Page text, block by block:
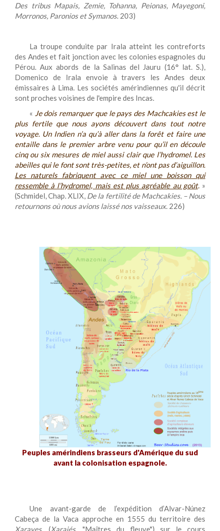
Des tribus Mapais, Zemie, Tohanna, Peionas, Mayegoni,
Morronos, Paronios et Symanos. 203)
La troupe conduite par Irala atteint les contreforts
des Andes et fait jonction avec les colonies espagnoles du
Pérou. Aux abords de la Salinas del Jauru (16° lat. S.),
Domenico de Irala envoie à travers les Andes deux
émissaires à Lima. Les sociétés amérindiennes qu'il décrit
sont proches voisines de l'empire des Incas.
« Je dois remarquer que le pays des Machcakies est le
plus fertile que nous ayons découvert dans tout notre
voyage. Un Indien n’a qu’à aller dans la forêt et faire une
entaille dans le premier arbre venu pour qu’il en découle
cinq ou six mesures de miel aussi clair que l’hydromel. Les
abeilles qui le font sont très-petites, et n’ont pas d’aiguillon.
Les naturels fabriquent avec ce miel une boisson qui
ressemble à l’hydromel, mais est plus agréable au goût.»
(Schmidel, Chap. XLIX, De la fertilité de Machcakies. – Nous
retournons où nous avions laissé nos vaisseaux. 226)
Peuples amérindiens brasseurs d'Amérique du sud
avant la colonisation espagnole.
Une avant-garde de l’expédition d’Alvar-Núnez
Cabeça de la Vaca approche en 1555 du territoire des
Xarayes, (Xaraiés, "Maîtres du fleuve") sur le cours